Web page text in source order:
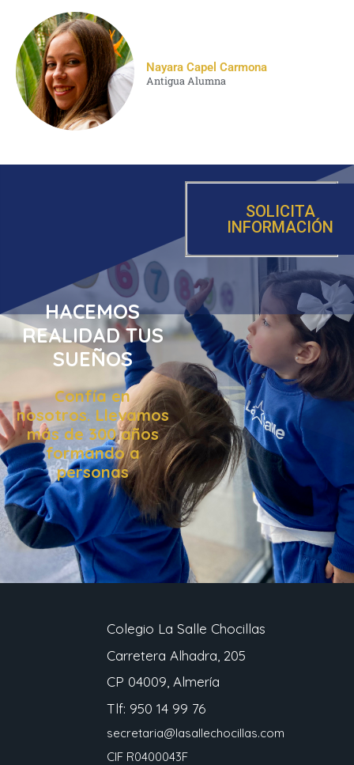
Nayara Capel Carmona
Antigua Alumna
HACEMOS
REALIDAD TUS
SUEÑOS
Confía en
nosotros. Llevamos
más de 300 años
formando a
personas
SOLICITA
INFORMACIÓN
Colegio La Salle Chocillas
Carretera Alhadra, 205
CP 04009, Almería
Tlf: 950 14 99 76
secretaria@lasallechocillas.com
CIF R0400043F